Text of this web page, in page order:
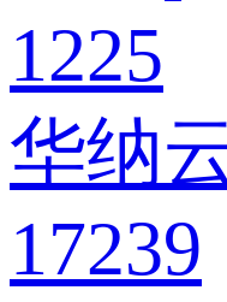
1225
华纳
17239